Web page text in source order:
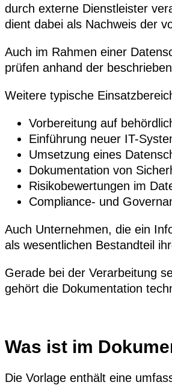
durch externe Dienstleister
dient dabei als Nachweis der
Auch im Rahmen einer
prüfen anhand der
Weitere typische
Vorbereitung auf
Einführung neuer IT-
Umsetzung eines
Dokumentation von
Risikobewertungen im
Compliance- und
Auch Unternehmen, die ein
als wesentlichen Bestandteil
Gerade bei der Verarbeitung
gehört die Dokumentation
Was ist im
Die Vorlage enthält eine